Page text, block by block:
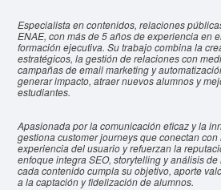
Especialista en contenidos, relaciones
ENAE, con más de 5 años de experiencia en
formación ejecutiva. Su trabajo combina la
estratégicos, la gestión de relaciones con
campañas de email marketing y
generar impacto, atraer nuevos alumnos y
estudiantes.
Apasionada por la comunicación eficaz y la
gestiona customer journeys que conectan
experiencia del usuario y refuerzan la
enfoque integra SEO, storytelling y análisis
cada contenido cumpla su objetivo, aporte
a la captación y fidelización de alumnos.